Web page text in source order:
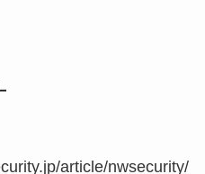
article/nwsecurity/